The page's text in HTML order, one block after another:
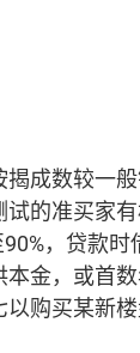
成数较一
的准买家
，贷款
金，或首
购买某新